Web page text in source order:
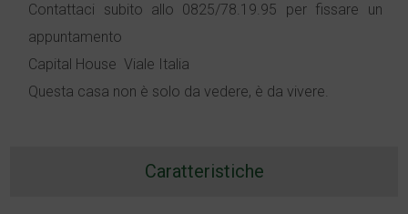
Contattaci subito allo 0825/78.19.95 per fissare un
appuntamento
Capital House  Viale Italia
Questa casa non è solo da vedere, è da vivere.
Caratteristiche